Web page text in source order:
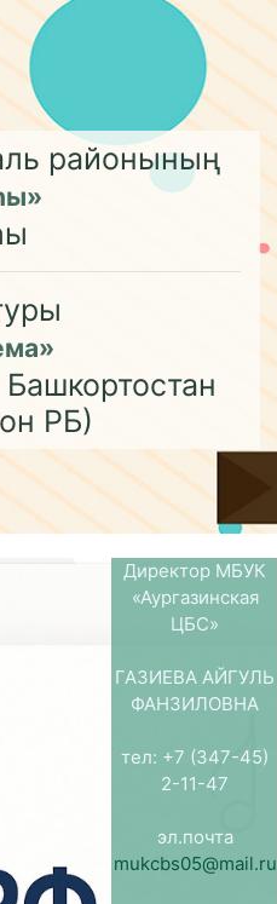
районының
РБ)
Директор МБУК
«Аургазинская
ЦБС»
ГАЗИЕВА АЙГУЛЬ
ФАНЗИЛОВНА
тел: +7 (347-45)
2-11-47
эл.почта
mukcbs05@mail.ru